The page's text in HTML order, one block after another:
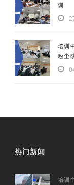
训
培训
粉尘
热门新闻
培训